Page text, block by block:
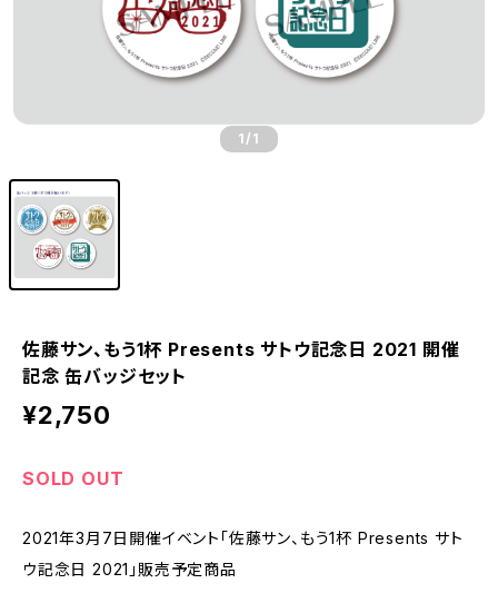
1 /1
佐藤サン、もう1杯 Presents サトウ記念日 2021 開催
記念 缶バッジセット
¥2,750
SOLD OUT
2021年3月7日開催イベント「佐藤サン、もう1杯 Presents サト
ウ記念日 2021」販売予定商品